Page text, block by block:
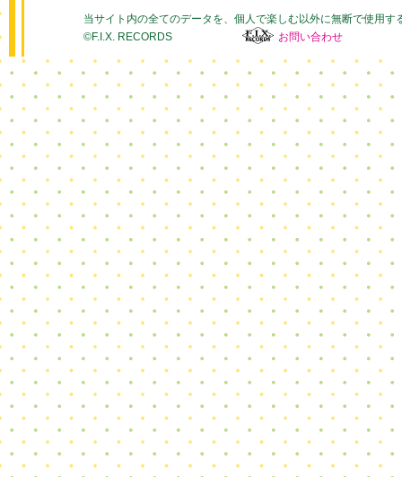
当サイト内の全てのデータを、個人で楽しむ以外に無断で使用す
©F.I.X. RECORDS
お問い合わせ